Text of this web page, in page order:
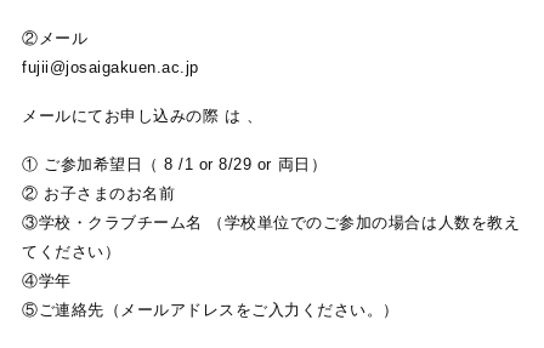
②メール
fujii@josaigakuen.ac.jp
メールにてお申し込みの際 は 、
① ご参加希望日（ 8 /1 or 8/29 or 両日）
② お子さまのお名前
③学校・クラブチーム名 （学校単位でのご参加の場合は人数を教え
てください）
④学年
⑤ご連絡先（メールアドレスをご入力ください。）